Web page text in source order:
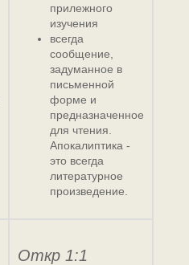
прилежного
изучения
всегда
сообщение,
задуманное в
письменной
форме и
предназначенное
для чтения.
Апокалиптика -
это всегда
литературное
произведение.
Откр 1:1